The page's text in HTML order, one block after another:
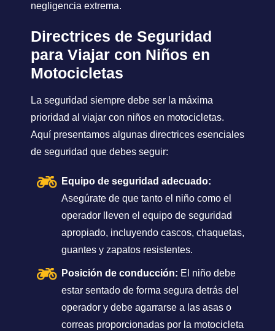
negligencia extrema.
Directrices de Seguridad
para Viajar con Niños en
Motocicletas
La seguridad siempre debe ser la máxima
prioridad al viajar con niños en motocicletas.
Aquí presentamos algunas directrices esenciales
de seguridad que debes seguir:
Equipo de seguridad adecuado:
Asegúrate de que tanto el niño como el
operador lleven el equipo de seguridad
apropiado, incluyendo cascos, chaquetas,
guantes y zapatos resistentes.
Posición de conducción: El niño debe
estar sentado de forma segura detrás del
operador y debe agarrarse a las asas o
correas proporcionadas por la motocicleta